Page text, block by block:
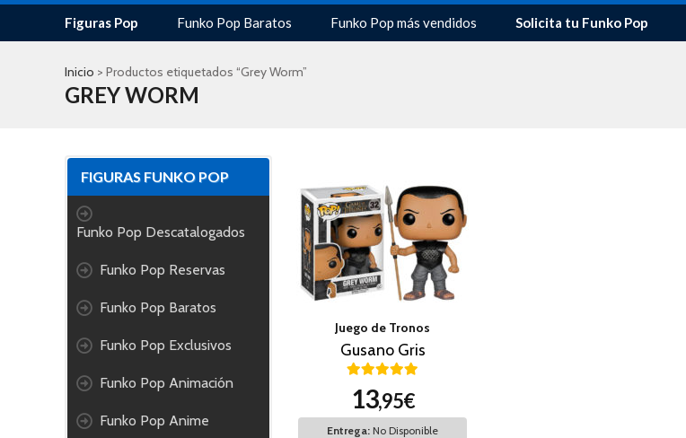
Figuras Pop Funko Pop Baratos Funko Pop más vendidos Solicita tu Funko Pop
Inicio > Productos etiquetados “Grey Worm”
GREY WORM
FIGURAS FUNKO POP
Funko Pop Descatalogados
Funko Pop Reservas
Funko Pop Baratos
Funko Pop Exclusivos
Funko Pop Animación
Funko Pop Anime
Juego de Tronos
Gusano Gris
13,95€
Entrega: No Disponible